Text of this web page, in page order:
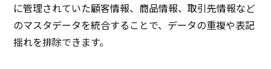
に管理されていた顧客情報、商品情報、取引先情報など
のマスタデータを統合することで、データの重複や表記
揺れを排除できます。